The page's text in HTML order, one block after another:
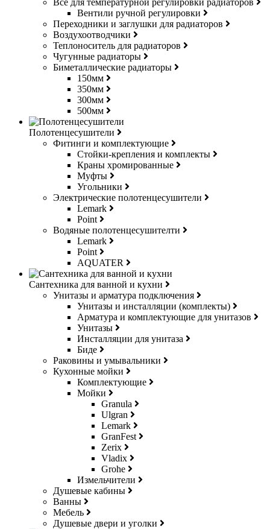
Всё для температурной регулировки радиаторов
Вентили ручной регулировки
Переходники и заглушки для радиаторов
Воздухоотводчики
Теплоноситель для радиаторов
Чугунные радиаторы
Биметаллические радиаторы
150мм
350мм
300мм
500мм
Полотенцесушители
Фитинги и комплектующие
Стойки-крепления и комплекты
Краны хромированные
Муфты
Угольники
Электрические полотенцесушители
Lemark
Point
Водяные полотенцесушителти
Lemark
Point
AQUATER
Сантехника для ванной и кухни
Унитазы и арматура подключения
Унитазы и инсталляции (комплекты)
Арматура и комплектующие для унитазов
Унитазы
Инсталляции для унитаза
Биде
Раковины и умывальники
Кухонные мойки
Комплектующие
Мойки
Granula
Ulgran
Lemark
GranFest
Zerix
Vladix
Grohe
Измельчители
Душевые кабины
Ванны
Мебель
Душевые двери и уголки